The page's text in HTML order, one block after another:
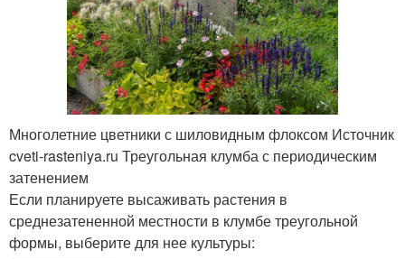
Многолетние цветники с шиловидным флоксом Источник
cveti-rasteniya.ru Треугольная клумба с периодическим
затенением
Если планируете высаживать растения в
среднезатененной местности в клумбе треугольной
формы, выберите для нее культуры: